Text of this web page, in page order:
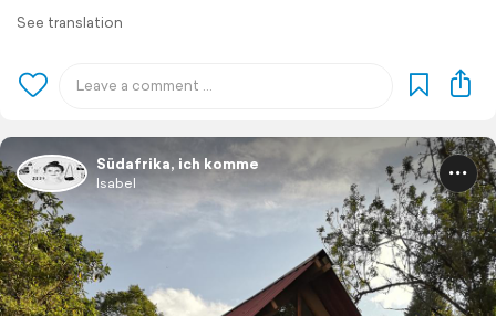
See translation
Südafrika, ich komme
Isabel